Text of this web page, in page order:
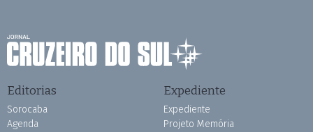
Editorias
Sorocaba
Agenda
Expediente
Expediente
Projeto Memória